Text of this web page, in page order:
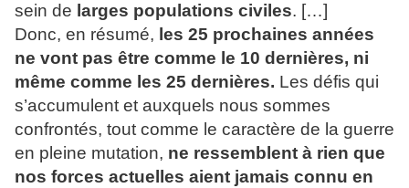
sein de larges populations civiles. […]
Donc, en résumé, les 25 prochaines années
ne vont pas être comme le 10 dernières, ni
même comme les 25 dernières. Les défis qui
s’accumulent et auxquels nous sommes
confrontés, tout comme le caractère de la guerre
en pleine mutation, ne ressemblent à rien que
nos forces actuelles aient jamais connu en